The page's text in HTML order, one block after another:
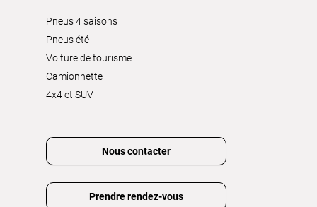
Pneus 4 saisons
Pneus été
Voiture de tourisme
Camionnette
4x4 et SUV
Nous contacter
Prendre rendez-vous